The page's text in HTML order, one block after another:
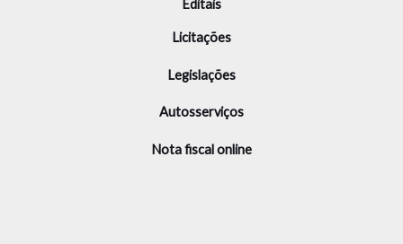
Editais
Licitações
Legislações
Autosserviços
Nota fiscal online